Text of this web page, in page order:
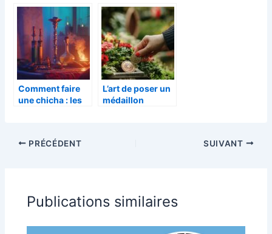
collectionner ?
casinos en ligne
Comment faire
une chicha : les
aluminium
L’art de poser un
médaillon
PRÉCÉDENT SUIVANT
Publications similaires